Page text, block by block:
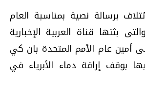
برسالة نصية بمناسبة العام
2013 - والتى بثتها قناة العربية الإخبارية
أمين عام الأمم المتحدة بان كي
بوقف إراقة دماء الأبرياء في